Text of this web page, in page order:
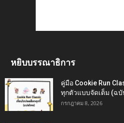
หยิบบรรณาธิการ
คู่มือ Cookie Run
ทุกตัวแบบจัดเต็ม (ฉ
กรกฎาคม 8, 2026